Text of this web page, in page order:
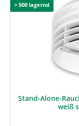
> 500 lagernd
Stand-Alone-
weiß